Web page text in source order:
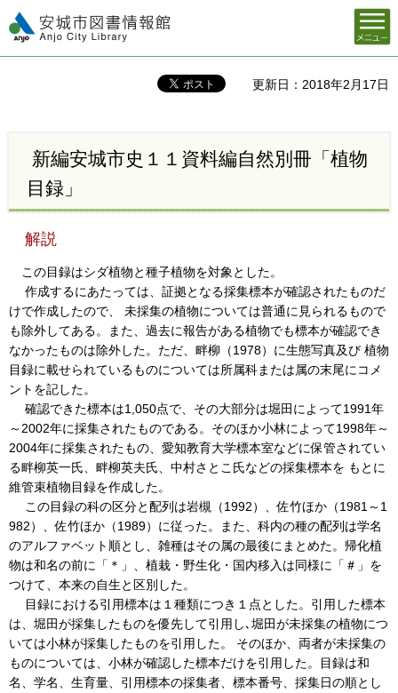
安城市図書情報館
メニュ
ー
更新日：2018年2月17日
新編安城市史１１資料編自然別冊「植物
目録」
解説
この目録はシダ植物と種子植物を対象とした。
作成するにあたっては、証拠となる採集標本が確認されたものだ
けで作成したので、 未採集の植物については普通に見られるもので
も除外してある。また、過去に報告がある植物でも標本が確認でき
なかったものは除外した。ただ、畔柳（1978）に生態写真及び 植物
目録に載せられているものについては所属科または属の末尾にコメ
ントを記した。
確認できた標本は1,050点で、その大部分は堀田によって1991年
～2002年に採集されたものである。そのほか小林によって1998年～
2004年に採集されたもの、愛知教育大学標本室などに保管されてい
る畔柳英一氏、畔柳英夫氏、中村さとこ氏などの採集標本を もとに
維管束植物目録を作成した。
この目録の科の区分と配列は岩槻（1992）、佐竹ほか（1981～1
982）、佐竹ほか（1989）に従った。また、科内の種の配列は学名
のアルファベット順とし、雑種はその属の最後にまとめた。帰化植
物は和名の前に「＊」、植栽・野生化・国内移入は同様に「＃」を
つけて、本来の自生と区別した。
目録における引用標本は１種類につき１点とした。引用した標本
は、堀田が採集したものを優先して引用し､堀田が未採集の植物につ
いては小林が採集したものを引用した。 そのほか、両者が未採集の
ものについては、小林が確認した標本だけを引用した。目録は和
名、学名、生育量、引用標本の採集者、標本番号、採集日の順とし